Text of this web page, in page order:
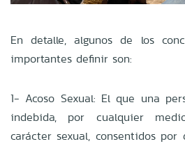
En detalle, algunos de los
importantes definir son:
1- Acoso Sexual: El que una
indebida, por cualquier
carácter sexual, consentidos